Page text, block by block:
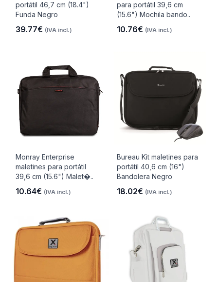
portátil 46,7 cm (18.4")
Funda Negro
39.77€ (IVA incl.)
para portátil 39,6 cm
(15.6") Mochila bando..
10.76€ (IVA incl.)
Monray Enterprise
maletines para portátil
39,6 cm (15.6") Malet�..
10.64€ (IVA incl.)
Bureau Kit maletines para
portátil 40,6 cm (16")
Bandolera Negro
18.02€ (IVA incl.)